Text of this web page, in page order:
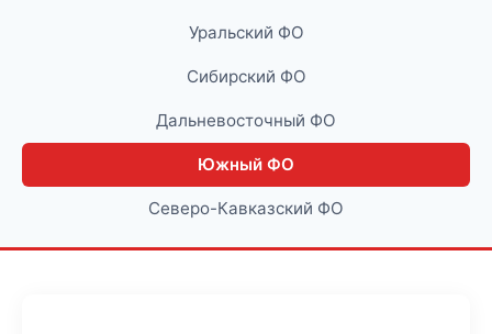
Уральский ФО
Сибирский ФО
Дальневосточный ФО
Южный ФО
Северо-Кавказский ФО